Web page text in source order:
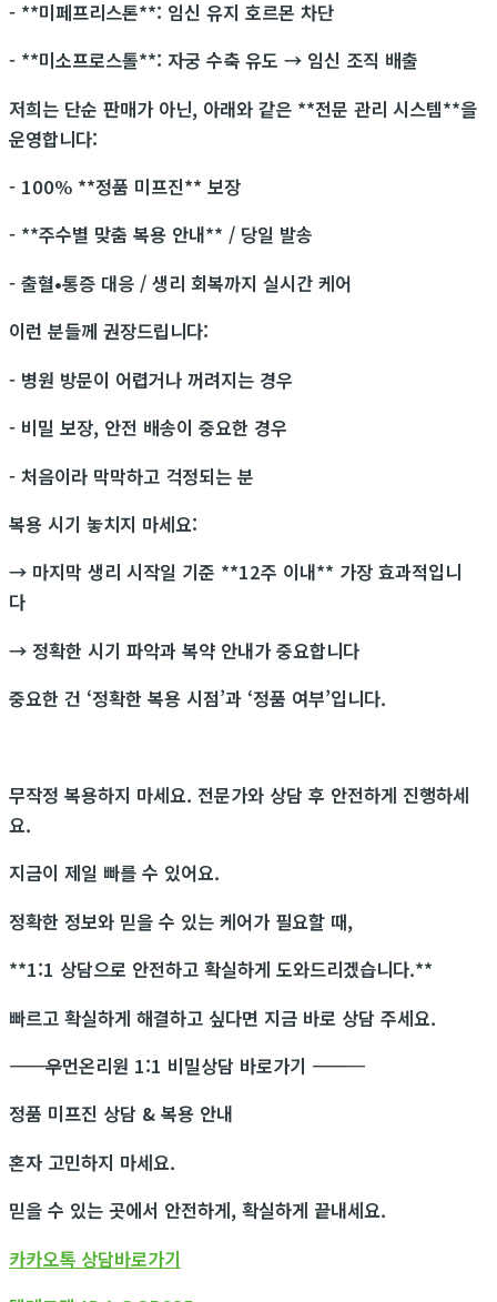
- **미페프리스톤**: 임신 유지 호르몬 차단
- **미소프로스톨**: 자궁 수축 유도 → 임신 조직 배출
저희는 단순 판매가 아닌, 아래와 같은 **전문 관리 시스템**을
운영합니다:
- 100% **정품 미프진** 보장
- **주수별 맞춤 복용 안내** / 당일 발송
- 출혈•통증 대응 / 생리 회복까지 실시간 케어
이런 분들께 권장드립니다:
- 병원 방문이 어렵거나 꺼려지는 경우
- 비밀 보장, 안전 배송이 중요한 경우
- 처음이라 막막하고 걱정되는 분
복용 시기 놓치지 마세요:
→ 마지막 생리 시작일 기준 **12주 이내** 가장 효과적입니
다
→ 정확한 시기 파악과 복약 안내가 중요합니다
중요한 건 ‘정확한 복용 시점’과 ‘정품 여부’입니다.
무작정 복용하지 마세요. 전문가와 상담 후 안전하게 진행하세
요.
지금이 제일 빠를 수 있어요.
정확한 정보와 믿을 수 있는 케어가 필요할 때,
**1:1 상담으로 안전하고 확실하게 도와드리겠습니다.**
빠르고 확실하게 해결하고 싶다면 지금 바로 상담 주세요.
―――――――――――우먼온리원 1:1 비밀상담 바로가기 ―――――――――――
정품 미프진 상담 & 복용 안내
혼자 고민하지 마세요.
믿을 수 있는 곳에서 안전하게, 확실하게 끝내세요.
카카오톡 상담바로가기